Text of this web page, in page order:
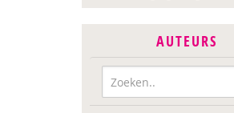
AUTEURS